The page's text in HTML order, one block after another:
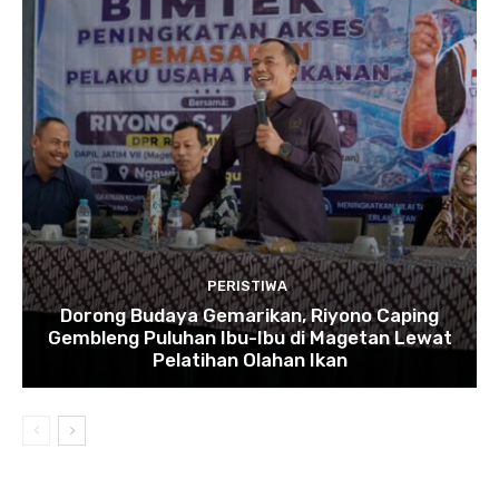
PERISTIWA
Dorong Budaya Gemarikan, Riyono Caping
Gembleng Puluhan Ibu-Ibu di Magetan Lewat
Pelatihan Olahan Ikan